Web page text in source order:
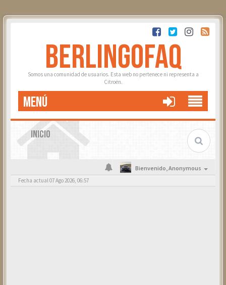
BERLINGOFAQ
Somos una comunidad de usuarios. Esta web no pertenece ni representa a
Citroën.
MENÚ
INICIO
Bienvenido,Anonymous
Fecha actual 07 Ago 2026, 06:57